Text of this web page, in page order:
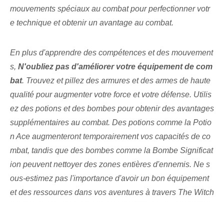
mouvements spéciaux au combat pour perfectionner votr
e technique et obtenir un avantage au combat.
En plus d'apprendre des compétences et des mouvement
s, N'oubliez pas d'améliorer votre équipement de com
bat. Trouvez et pillez des armures et des armes de haute
qualité pour augmenter votre force et votre défense. Utilis
ez des potions et des bombes pour obtenir des avantages
supplémentaires au combat. Des potions comme la Potio
n Ace augmenteront temporairement vos capacités de co
mbat, tandis que des bombes comme la Bombe Significat
ion peuvent nettoyer des zones entières d'ennemis. Ne s
ous-estimez pas l'importance d'avoir un bon équipement
et des ressources dans vos aventures à travers The Witch